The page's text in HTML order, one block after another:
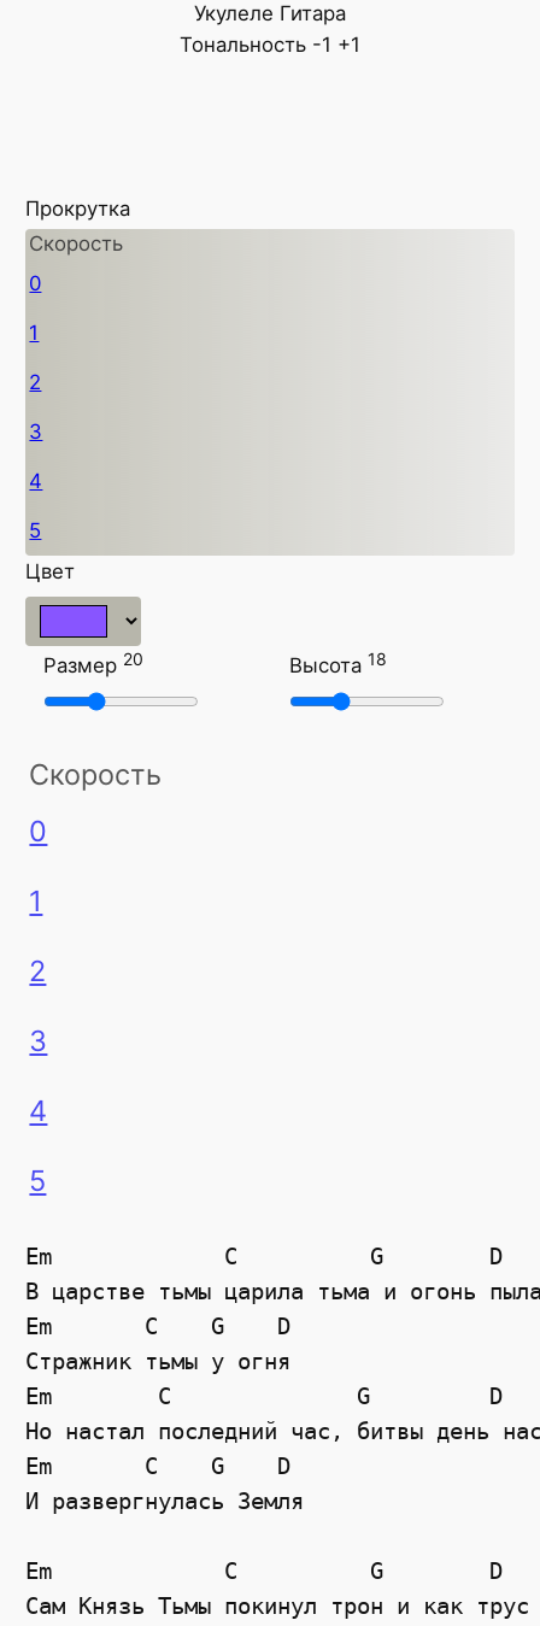
Укулеле Гитара
Тональность -1 +1
Прокрутка
Скорость
0
1
2
3
4
5
Цвет
Размер 20 Высота 18
Скорость
0
1
2
3
4
5
Em             C          G        D
В царстве тьмы царила тьма и огонь
Em       C    G    D
Стражник тьмы у огня
Em        C              G         D
Но настал последний час, битвы день
Em       C    G    D
И развергнулась Земля
Em             C          G        D
Сам Князь Тьмы покинул трон и как трус